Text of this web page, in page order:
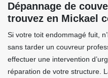
Dépannage de
trouvez en Mickael
Si votre toit endommagé fuit,
sans tarder un couvreur
effectuer une intervention
réparation de votre structure.